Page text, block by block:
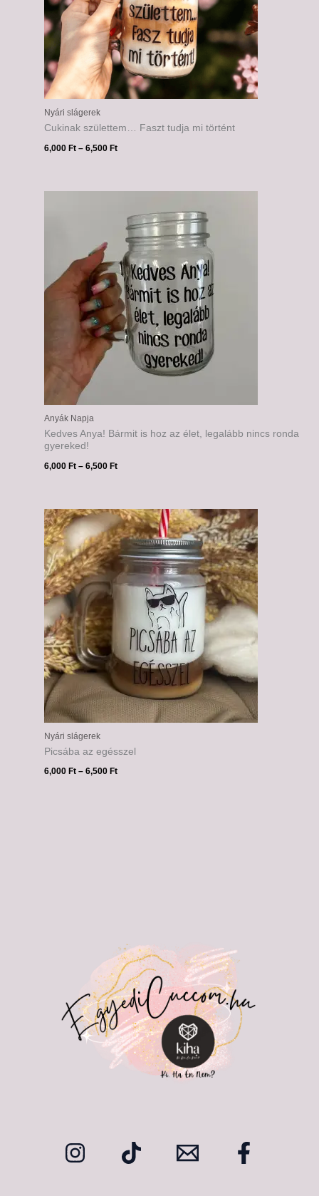
Nyári slágerek
Cukinak születtem… Faszt tudja mi történt
6,000 Ft – 6,500 Ft
Anyák Napja
Kedves Anya! Bármit is hoz az élet, legalább nincs ronda
gyereked!
6,000Ft – 6,500Ft
6,500 Ft
Nyári slágerek
Picsába az egésszel
6,000 Ft – 6,500 Ft
6,000 Ft
-
6,500 Ft